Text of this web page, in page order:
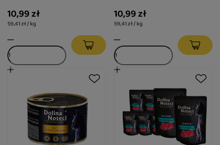
10,99 zł
59,41 zł / kg
10,99 zł
59,41 zł / kg